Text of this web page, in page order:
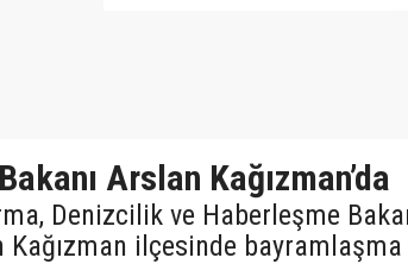
Arslan Kağızman’da
Denizcilik ve Haberleşme
Kağızman ilçesinde